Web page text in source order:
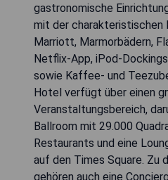
gastronomische
mit der charakteristischen
Marriott, Marmorbädern,
Netflix-App, iPod-
sowie Kaffee- und
Hotel verfügt über einen
Veranstaltungsbereich,
Ballroom mit 29.000
Restaurants und eine
auf den Times Square. Zu
gehören auch eine